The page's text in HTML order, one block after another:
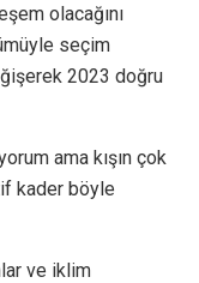
olacağını
seçim
2023 doğru
ama kışın çok
kader böyle
ve iklim